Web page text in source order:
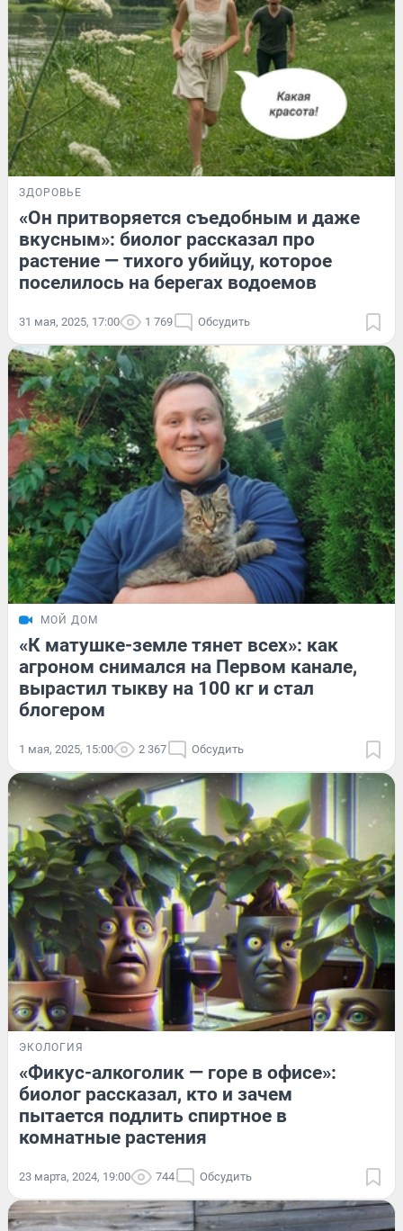
ЗДОРОВЬЕ
«Он притворяется съедобным и даже
вкусным»: биолог рассказал про
растение — тихого убийцу, которое
поселилось на берегах водоемов
31 мая, 2025, 17:00 1 769 Обсудить
МОЙ ДОМ
«К матушке-земле тянет всех»: как
агроном снимался на Первом канале,
вырастил тыкву на 100 кг и стал
блогером
1 мая, 2025, 15:00 2 367 Обсудить
ЭКОЛОГИЯ
«Фикус-алкоголик — горе в офисе»:
биолог рассказал, кто и зачем
пытается подлить спиртное в
комнатные растения
23 марта, 2024, 19:00 744 Обсудить